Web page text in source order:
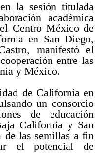
la sesión titulada
académica
Centro México de
en San Diego,
manifestó el
entre las
y México.
de California en
un consorcio
de educación
California y San
de las semillas a fin
el potencial de